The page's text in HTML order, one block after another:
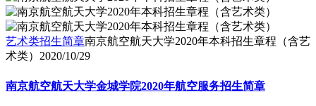
艺术类招生简章南京航空航天大学2020年本科招生章程（含艺
术类） 2020/10/29
南京航空航天大学金城学院2020年航空服务招生简章